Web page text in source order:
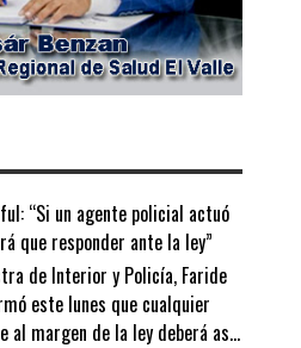
“Si un agente policial actuó
que responder ante la ley”
de Interior y Policía, Faride
este lunes que cualquier
al margen de la ley deberá as...